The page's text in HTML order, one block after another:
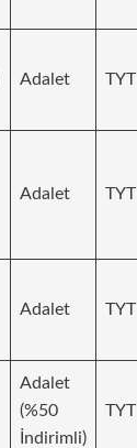
Adalet TYT
Adalet TYT
Adalet TYT
Adalet
(%50
İndirimli)
TYT